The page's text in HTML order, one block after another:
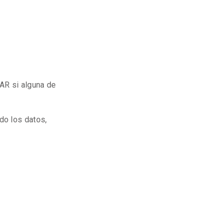
si alguna de
los datos,